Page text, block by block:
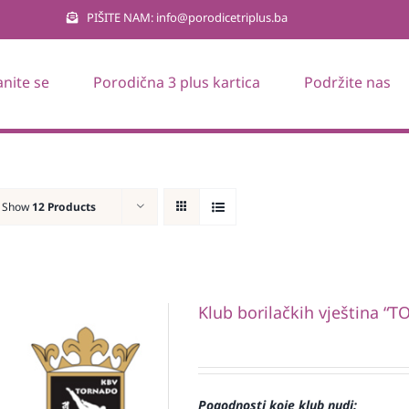
PIŠITE NAM: info@porodicetriplus.ba
se Porodična 3 plus kartica Podržite nas
Show 12 Products
Klub borilačkih vještina
Pogodnosti koje klub nudi: